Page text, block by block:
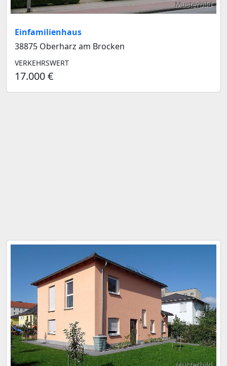
Musterbild
Einfamilienhaus
38875 Oberharz am Brocken
VERKEHRSWERT
17.000 €
Musterbild